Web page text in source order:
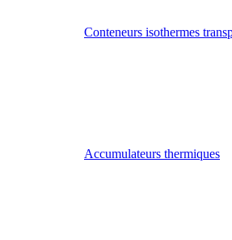
Conteneurs isothermes
Accumulateurs thermiques